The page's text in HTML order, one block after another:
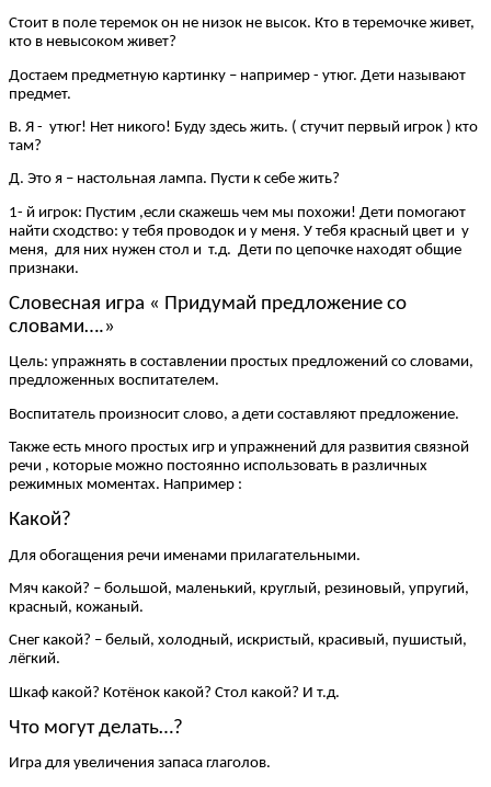
Стоит в поле теремок он не низок не высок. Кто в теремочке живет,
кто в невысоком живет?
Достаем предметную картинку – например - утюг. Дети называют
предмет.
В. Я - утюг! Нет никого! Буду здесь жить. ( стучит первый игрок ) кто
там?
Д. Это я – настольная лампа. Пусти к себе жить?
1- й игрок: Пустим ,если скажешь чем мы похожи! Дети помогают
найти сходство: у тебя проводок и у меня. У тебя красный цвет и у
меня, для них нужен стол и т.д. Дети по цепочке находят общие
признаки.
Словесная игра « Придумай предложение со
словами….»
Цель: упражнять в составлении простых предложений со словами,
предложенных воспитателем.
Воспитатель произносит слово, а дети составляют предложение.
Также есть много простых игр и упражнений для развития связной
речи , которые можно постоянно использовать в различных
режимных моментах. Например :
Какой?
Для обогащения речи именами прилагательными.
Мяч какой? – большой, маленький, круглый, резиновый, упругий,
красный, кожаный.
Снег какой? – белый, холодный, искристый, красивый, пушистый,
лёгкий.
Шкаф какой? Котёнок какой? Стол какой? И т.д.
Что могут делать…?
Игра для увеличения запаса глаголов.